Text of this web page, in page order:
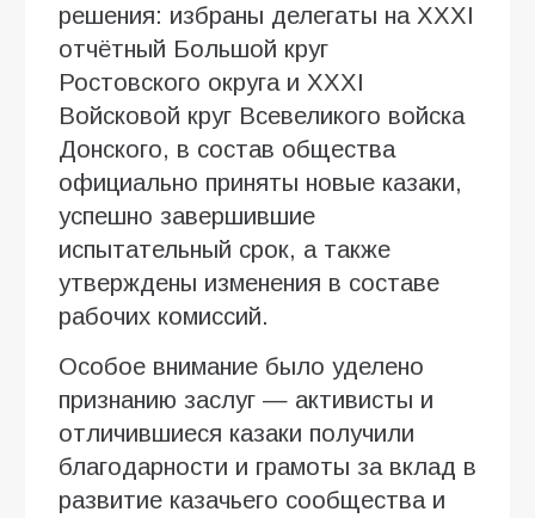
решения: избраны делегаты на XXXI
отчётный Большой круг
Ростовского округа и XXXI
Войсковой круг Всевеликого войска
Донского, в состав общества
официально приняты новые казаки,
успешно завершившие
испытательный срок, а также
утверждены изменения в составе
рабочих комиссий.
Особое внимание было уделено
признанию заслуг — активисты и
отличившиеся казаки получили
благодарности и грамоты за вклад в
развитие казачьего сообщества и